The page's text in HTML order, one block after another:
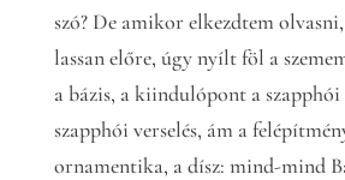
szó? De amikor elkezdtem
lassan előre, úgy nyílt föl a
a bázis, a kiindulópont a szapphói
szapphói verselés, ám a
ornamentika, a dísz: mind-mind